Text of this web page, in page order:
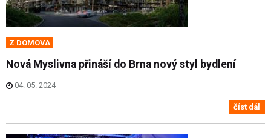
Z DOMOVA
Nová Myslivna přináší do Brna nový styl bydlení
04. 05. 2024
číst dál